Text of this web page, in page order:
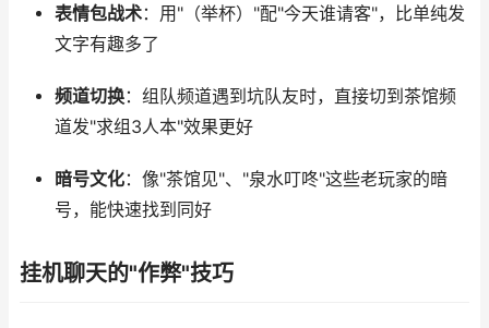
表情包战术：用"（举杯）"配"今天谁请客"，比单纯发
文字有趣多了
频道切换：组队频道遇到坑队友时，直接切到茶馆频
道发"求组3人本"效果更好
暗号文化：像"茶馆见"、"泉水叮咚"这些老玩家的暗
号，能快速找到同好
挂机聊天的"作弊"技巧